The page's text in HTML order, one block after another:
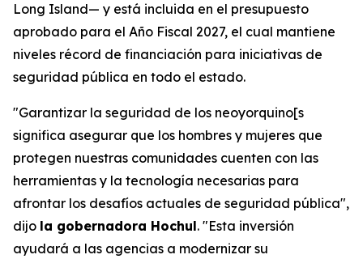
Long Island— y está incluida en el presupuesto
aprobado para el Año Fiscal 2027, el cual mantiene
niveles récord de financiación para iniciativas de
seguridad pública en todo el estado.
"Garantizar la seguridad de los neoyorquino[s
significa asegurar que los hombres y mujeres que
protegen nuestras comunidades cuenten con las
herramientas y la tecnología necesarias para
afrontar los desafíos actuales de seguridad pública",
dijo la gobernadora Hochul. "Esta inversión
ayudará a las agencias a modernizar su